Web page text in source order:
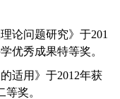
论问题研究》于201
优秀成果特等奖。
适用》于2012年获
奖。